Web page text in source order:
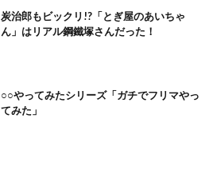
炭治郎もビックリ!?「とぎ屋のあいちゃ
ん」はリアル鋼鐵塚さんだった！
○○やってみたシリーズ「ガチでフリマやっ
てみた」